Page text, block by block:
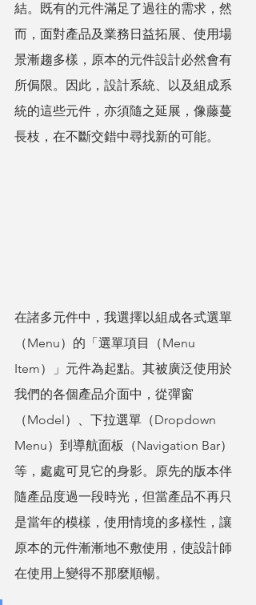
結。既有的元件滿足了過往的需求，然
而，面對產品及業務日益拓展、使用場
景漸趨多樣，原本的元件設計必然會有
所侷限。因此，設計系統、以及組成系
統的這些元件，亦須隨之延展，像藤蔓
長枝，在不斷交錯中尋找新的可能。
在諸多元件中，我選擇以組成各式選單
（Menu）的「選單項目（Menu
Item）」元件為起點。其被廣泛使用於
我們的各個產品介面中，從彈窗
（Model）、下拉選單（Dropdown
Menu）到導航面板（Navigation Bar）
等，處處可見它的身影。原先的版本伴
隨產品度過一段時光，但當產品不再只
是當年的模樣，使用情境的多樣性，讓
原本的元件漸漸地不敷使用，使設計師
在使用上變得不那麼順暢。